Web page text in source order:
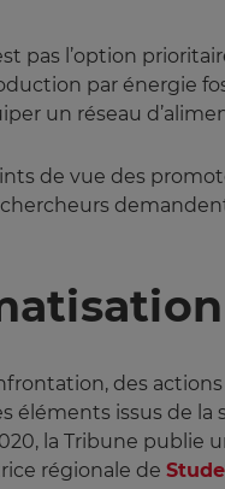
pas l’option
par énergie
un réseau
de vue des
des
issus de la
la Tribune publie
régionale de